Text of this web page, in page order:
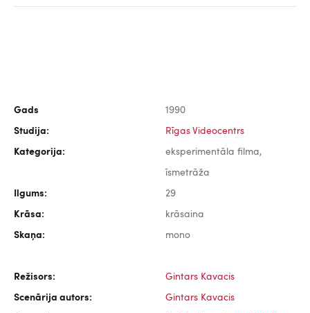
Gads 1990
Studija: Rīgas Videocentrs
Kategorija: eksperimentāla filma,
īsmetrāža
Ilgums: 29
Krāsa: krāsaina
Skaņa: mono
Režisors: Gintars Kavacis
Scenārija autors: Gintars Kavacis